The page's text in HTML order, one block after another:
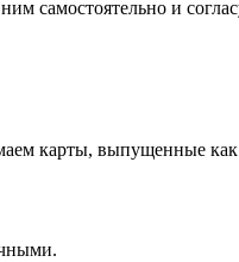
самостоятельно и
карты, выпущенные